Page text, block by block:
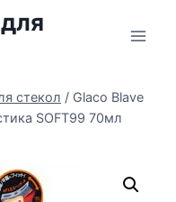
стекол / Glaco Blave
SOFT99 70мл